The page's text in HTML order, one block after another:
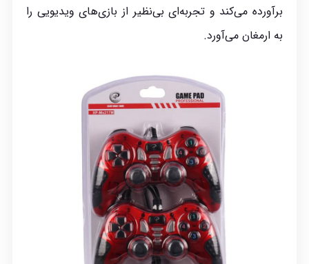
برآورده می‌کند و تجربه‌ای بی‌نظیر از بازی‌های ویدیویی را
به ارمغان می‌آورد.